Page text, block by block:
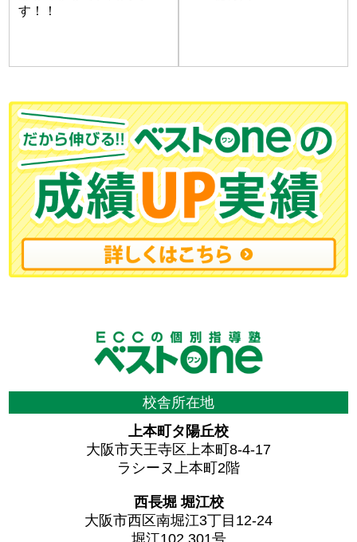
す！！
校舎所在地
上本町タ陽丘校
大阪市天王寺区上本町8-4-17
ラシーヌ上本町2階
西長堀 堀江校
大阪市西区南堀江3丁目12-24
堀江102 301号